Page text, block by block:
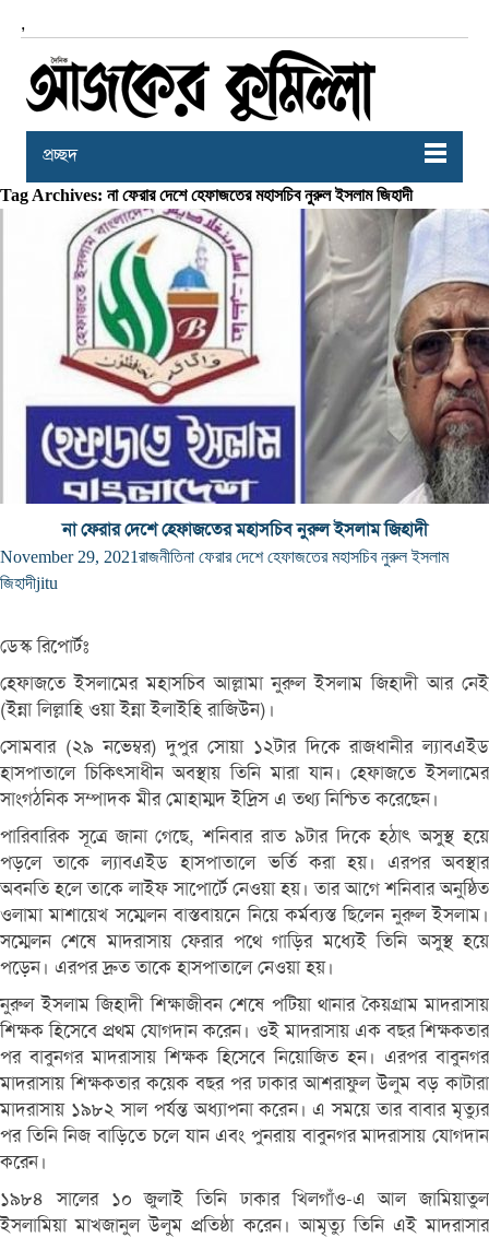
,
প্রচ্ছদ
Tag Archives: না ফেরার দেশে হেফাজতের মহাসচিব নুরুল ইসলাম জিহাদী
না ফেরার দেশে হেফাজতের মহাসচিব নুরুল ইসলাম জিহাদী
November 29, 2021রাজনীতিনা ফেরার দেশে হেফাজতের মহাসচিব নুরুল ইসলাম
জিহাদীjitu
ডেস্ক রিপোর্টঃ
হেফাজতে ইসলামের মহাসচিব আল্লামা নুরুল ইসলাম জিহাদী আর নেই
(ইন্না লিল্লাহি ওয়া ইন্না ইলাইহি রাজিউন)।
সোমবার (২৯ নভেম্বর) দুপুর সোয়া ১২টার দিকে রাজধানীর ল্যাবএইড
হাসপাতালে চিকিৎসাধীন অবস্থায় তিনি মারা যান। হেফাজতে ইসলামের
সাংগঠনিক সম্পাদক মীর মোহাম্মদ ইদ্রিস এ তথ্য নিশ্চিত করেছেন।
পারিবারিক সূত্রে জানা গেছে, শনিবার রাত ৯টার দিকে হঠাৎ অসুস্থ হয়ে
পড়লে তাকে ল্যাবএইড হাসপাতালে ভর্তি করা হয়। এরপর অবস্থার
অবনতি হলে তাকে লাইফ সাপোর্টে নেওয়া হয়। তার আগে শনিবার অনুষ্ঠিত
ওলামা মাশায়েখ সম্মেলন বাস্তবায়নে নিয়ে কর্মব্যস্ত ছিলেন নুরুল ইসলাম।
সম্মেলন শেষে মাদরাসায় ফেরার পথে গাড়ির মধ্যেই তিনি অসুস্থ হয়ে
পড়েন। এরপর দ্রুত তাকে হাসপাতালে নেওয়া হয়।
নুরুল ইসলাম জিহাদী শিক্ষাজীবন শেষে পটিয়া থানার কৈয়গ্রাম মাদরাসায়
শিক্ষক হিসেবে প্রথম যোগদান করেন। ওই মাদরাসায় এক বছর শিক্ষকতার
পর বাবুনগর মাদরাসায় শিক্ষক হিসেবে নিয়োজিত হন। এরপর বাবুনগর
মাদরাসায় শিক্ষকতার কয়েক বছর পর ঢাকার আশরাফুল উলুম বড় কাটারা
মাদরাসায় ১৯৮২ সাল পর্যন্ত অধ্যাপনা করেন। এ সময়ে তার বাবার মৃত্যুর
পর তিনি নিজ বাড়িতে চলে যান এবং পুনরায় বাবুনগর মাদরাসায় যোগদান
করেন।
১৯৮৪ সালের ১০ জুলাই তিনি ঢাকার খিলগাঁও-এ আল জামিয়াতুল
ইসলামিয়া মাখজানুল উলুম প্রতিষ্ঠা করেন। আমৃত্যু তিনি এই মাদরাসার